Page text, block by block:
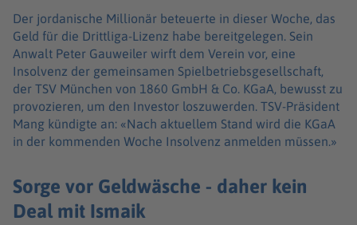
Der jordanische Millionär beteuerte in dieser Woche, das
Geld für die Drittliga-Lizenz habe bereitgelegen. Sein
Anwalt Peter Gauweiler wirft dem Verein vor, eine
Insolvenz der gemeinsamen Spielbetriebsgesellschaft,
der TSV München von 1860 GmbH & Co. KGaA, bewusst zu
provozieren, um den Investor loszuwerden. TSV-Präsident
Mang kündigte an: «Nach aktuellem Stand wird die KGaA
in der kommenden Woche Insolvenz anmelden müssen.»
Sorge vor Geldwäsche - daher kein
Deal mit Ismaik